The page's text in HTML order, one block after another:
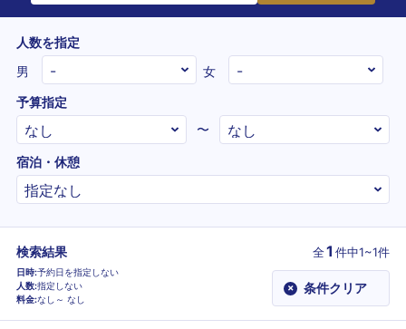
人数を指定
男
女
予算指定
〜
宿泊・休憩
検索結果 全1 件中1~1件
日時 予約日を指定しない
人数 指定しない
料金 なし～ なし
× 条件クリア